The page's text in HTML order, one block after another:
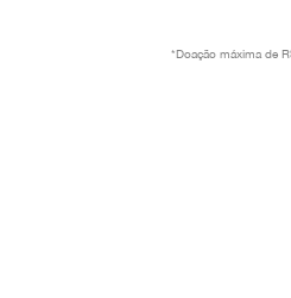
*Doação máxima de